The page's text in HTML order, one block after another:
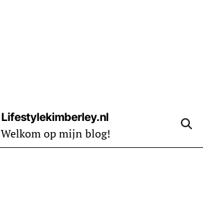
Lifestylekimberley.nl
Welkom op mijn blog!